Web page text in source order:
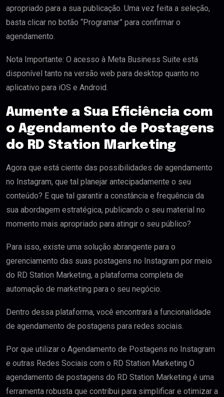
apropriado para a sua publicação. Uma vez feita a seleção,
basta clicar no botão “Programar” para confirmar o
agendamento.
Nota Importante: O acesso à Meta Business Suite está
disponível tanto na versão web para desktop quanto no
aplicativo para iOS e Android.
Aumente a Sua Eficiência com
o Agendamento de Postagens
do RD Station Marketing
Agora que está ciente das possibilidades de agendamento
no Instagram, que tal planejar antecipadamente o seu
conteúdo? E que tal garantir a constância e frequência da
sua abordagem estratégica, publicando o seu material no
momento mais apropriado para atingir o seu público?
Para isso, existe uma solução abrangente para o
gerenciamento das suas postagens no Instagram por meio
do RD Station Marketing, a plataforma completa de
automação de marketing para o seu negócio.
Dentro dessa plataforma, você encontrará a funcionalidade
de agendamento de postagens para redes sociais.
Por que utilizar o Agendamento de Postagens no Instagram
e outras Redes Sociais com o RD Station Marketing O
agendamento de postagens do RD Station Marketing é uma
ferramenta robusta que contribui para simplificar e otimizar a